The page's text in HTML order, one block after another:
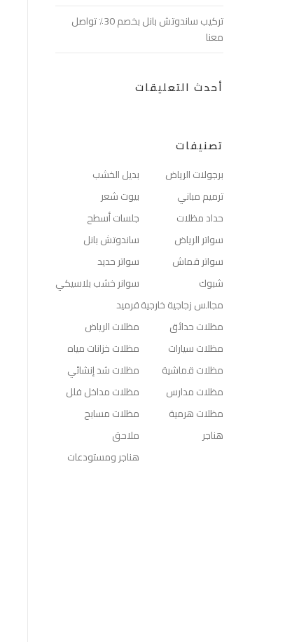
تركيب ساندوتش بانل بخصم 30٪ تواصل
معنا
أحدث التعليقات
تصنيفات
بديل الخشب
برجولات الرياض
بيوت شعر
ترميم مباني
جلسات أسطح
حداد مظلات
ساندوتش بانل
سواتر الرياض
سواتر حديد
سواتر قماش
سوانر خشب بلاسيكي
شبوك
قرميدمجالس زجاجية خارجية
مظلات الرياض
مظلات حدائق
مظلات خزانات مياه
مظلات سيارات
مظلات شد إنشائي
مظلات قماشية
مظلات مداخل فلل
مظلات مدارس
مظلات مسابح
مظلات هرمية
ملاحق
هناجر
هناجر ومستودعات